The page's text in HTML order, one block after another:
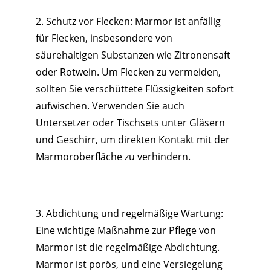
2. Schutz vor Flecken: Marmor ist anfällig
für Flecken, insbesondere von
säurehaltigen Substanzen wie Zitronensaft
oder Rotwein. Um Flecken zu vermeiden,
sollten Sie verschüttete Flüssigkeiten sofort
aufwischen. Verwenden Sie auch
Untersetzer oder Tischsets unter Gläsern
und Geschirr, um direkten Kontakt mit der
Marmoroberfläche zu verhindern.
3. Abdichtung und regelmäßige Wartung:
Eine wichtige Maßnahme zur Pflege von
Marmor ist die regelmäßige Abdichtung.
Marmor ist porös, und eine Versiegelung